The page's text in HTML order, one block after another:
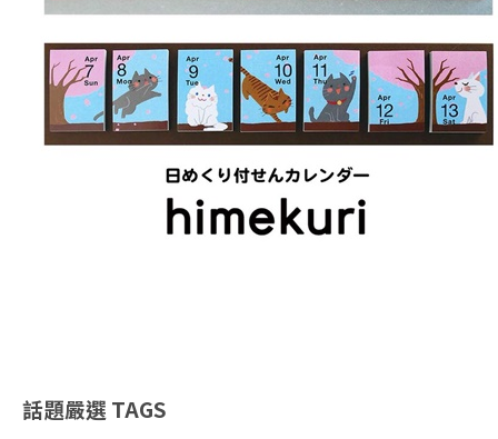
話題嚴選 TAGS